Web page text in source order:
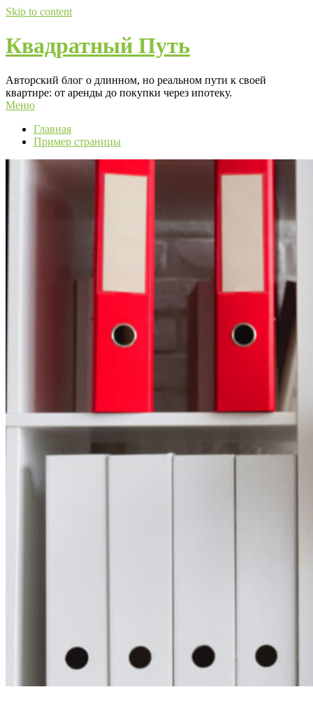
Skip to content
Квадратный Путь
Авторский блог о длинном, но реальном пути к своей
квартире: от аренды до покупки через ипотеку.
Меню
Главная
Пример страницы